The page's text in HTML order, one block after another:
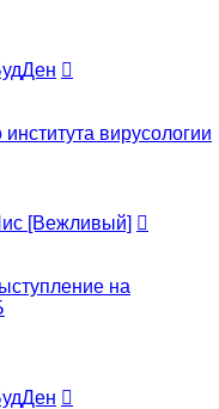
вирусологии
[Вежливый]
на